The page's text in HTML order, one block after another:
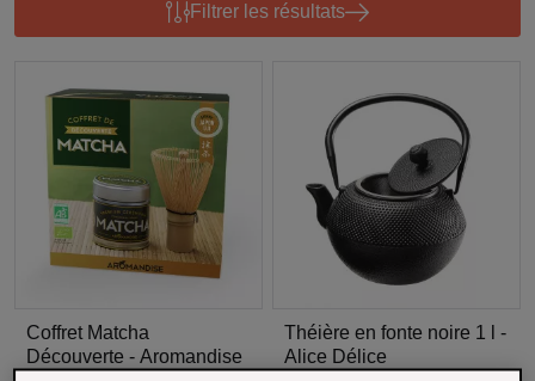
Filtrer les résultats
Coffret Matcha
Découverte - Aromandise
Théière en fonte noire 1 l -
Alice Délice